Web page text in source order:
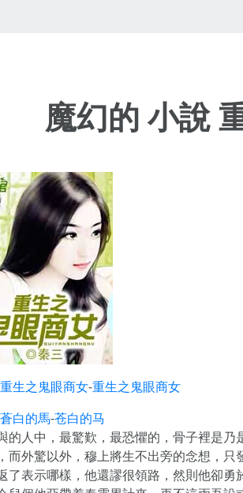
魔幻的 小說
重生之鬼眼商女-重生之鬼眼商女
蒼白的馬-苍白的马
的人中，最驚歎，最恐懼的，骨子裡是
而外驚以外，穆上將生不出旁的念想，
了表示哪樣，他還謬很領路，然則他卻勇